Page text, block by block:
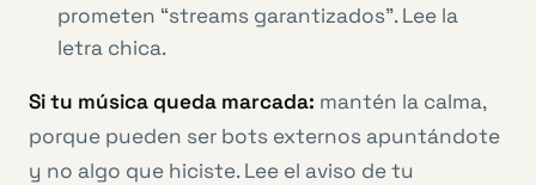
prometen “streams garantizados”. Lee la
letra chica.
Si tu música queda marcada: mantén la calma,
porque pueden ser bots externos apuntándote
y no algo que hiciste. Lee el aviso de tu